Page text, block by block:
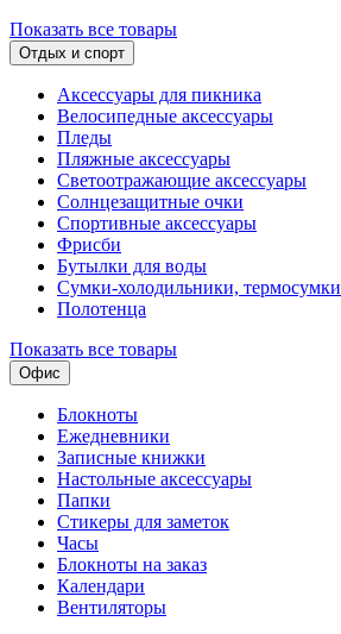
Показать все товары
Отдых и спорт
Аксессуары для пикника
Велосипедные аксессуары
Пледы
Пляжные аксессуары
Светоотражающие аксессуары
Солнцезащитные очки
Спортивные аксессуары
Фрисби
Бутылки для воды
Сумки-холодильники, термосумки
Полотенца
Показать все товары
Офис
Блокноты
Ежедневники
Записные книжки
Настольные аксессуары
Папки
Стикеры для заметок
Часы
Блокноты на заказ
Календари
Вентиляторы